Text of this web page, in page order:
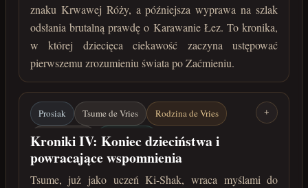
znaku Krwawej Róży, a późniejsza wyprawa na szlak
odsłania brutalną prawdę o Karawanie Łez. To kronika,
w której dziecięca ciekawość zaczyna ustępować
pierwszemu zrozumieniu świata po Zaćmieniu.
Prosiak Tsume de Vries
Rodzina de Vries
Vernir / Ragn
Biała Osada
Bezimienny Klasztor Sierot
Ki-Shak
Wężowa Wieża
luty/marzec 222 roku po Zaćmieniu
+
Kroniki IV: Koniec dzieciństwa i
powracające wspomnienia
Tsume, już jako uczeń Ki-Shak, wraca myślami do